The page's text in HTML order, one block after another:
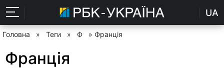
UA
Головна » Теги » Ф » Франція
Франція